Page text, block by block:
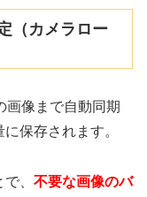
（カメラロー
画像まで自動同期
保存されます。
、 不要な画像のバ